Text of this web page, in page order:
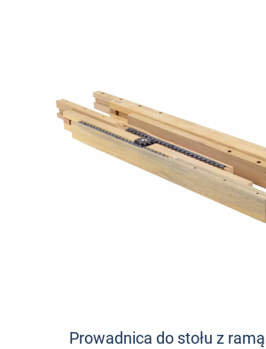
Prowadnica do stołu z